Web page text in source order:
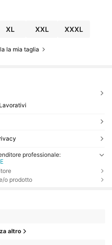
XL XXL XXXL
la mia taglia
professionale:
o prodotto
altro